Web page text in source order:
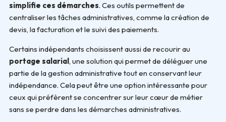
simplifie ces démarches. Ces outils permettent de
centraliser les tâches administratives, comme la création de
devis, la facturation et le suivi des paiements.
Certains indépendants choisissent aussi de recourir au
portage salarial, une solution qui permet de déléguer une
partie de la gestion administrative tout en conservant leur
indépendance. Cela peut être une option intéressante pour
ceux qui préfèrent se concentrer sur leur cœur de métier
sans se perdre dans les démarches administratives.